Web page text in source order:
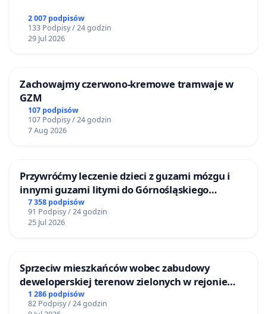
2 007 podpisów
133 Podpisy / 24 godzin
29 Jul 2026
Zachowajmy czerwono-kremowe tramwaje w
GZM
107 podpisów
107 Podpisy / 24 godzin
7 Aug 2026
Przywróćmy leczenie dzieci z guzami mózgu i
innymi guzami litymi do Górnośląskiego
Centrum Zdrowia Dziecka w Katowicach
7 358 podpisów
91 Podpisy / 24 godzin
25 Jul 2026
Sprzeciw mieszkańców wobec zabudowy
deweloperskiej terenow zielonych w rejonie
Bulwarów Straceńskich w Bielsku-Białej
1 286 podpisów
82 Podpisy / 24 godzin